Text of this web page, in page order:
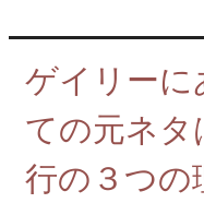
ゲイリーに
ての元ネタ
行の３つの